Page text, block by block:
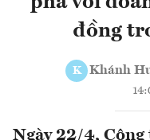
đồng
K Khánh
Ngày 22/4, Công